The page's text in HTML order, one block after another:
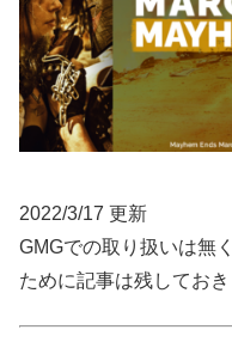
2022/3/17 更新
GMGでの取り扱いは無
ために記事は残しておき